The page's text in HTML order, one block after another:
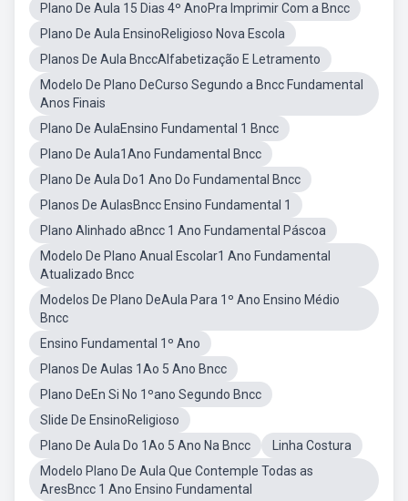
Plano De Aula 15 Dias 4º AnoPra Imprimir Com a Bncc
Plano De Aula EnsinoReligioso Nova Escola
Planos De Aula BnccAlfabetização E Letramento
Modelo De Plano DeCurso Segundo a Bncc Fundamental
Anos Finais
Plano De AulaEnsino Fundamental 1 Bncc
Plano De Aula1Ano Fundamental Bncc
Plano De Aula Do1 Ano Do Fundamental Bncc
Planos De AulasBncc Ensino Fundamental 1
Plano Alinhado aBncc 1 Ano Fundamental Páscoa
Modelo De Plano Anual Escolar1 Ano Fundamental
Atualizado Bncc
Modelos De Plano DeAula Para 1º Ano Ensino Médio
Bncc
Ensino Fundamental 1º Ano
Planos De Aulas 1Ao 5 Ano Bncc
Plano DeEn Si No 1ºano Segundo Bncc
Slide De EnsinoReligioso
Plano De Aula Do 1Ao 5 Ano Na Bncc
Linha Costura
Modelo Plano De Aula Que Contemple Todas as
AresBncc 1 Ano Ensino Fundamental